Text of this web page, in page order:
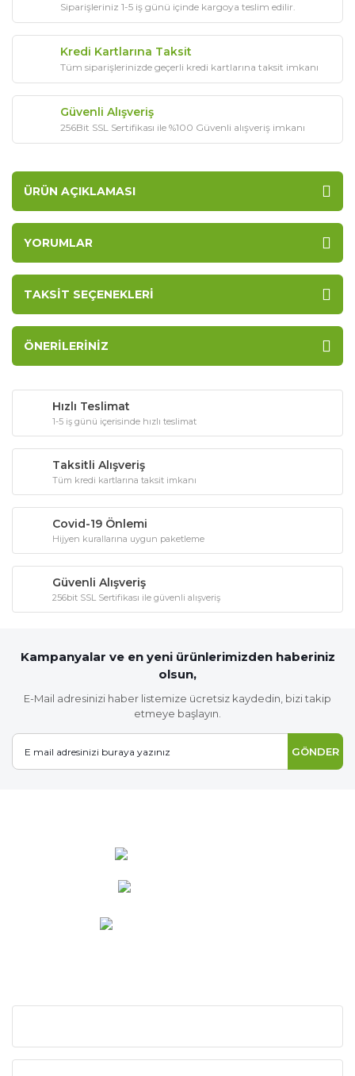
Siparişleriniz 1-5 iş günü içinde kargoya teslim edilir.
Kredi Kartlarına Taksit
Tüm siparişlerinizde geçerli kredi kartlarına taksit imkanı
Güvenli Alışveriş
256Bit SSL Sertifikası ile %100 Güvenli alışveriş imkanı
ÜRÜN AÇIKLAMASI
YORUMLAR
TAKSIT SEÇENEKLERI
ÖNERILERINIZ
Hızlı Teslimat
1-5 iş günü içerisinde hızlı teslimat
Taksitli Alışveriş
Tüm kredi kartlarına taksit imkanı
Covid-19 Önlemi
Hijyen kurallarına uygun paketleme
Güvenli Alışveriş
256bit SSL Sertifikası ile güvenli alışveriş
Kampanyalar ve en yeni ürünlerimizden haberiniz
olsun,
E-Mail adresinizi haber listemize ücretsiz kaydedin, bizi takip
etmeye başlayın.
GÖNDER